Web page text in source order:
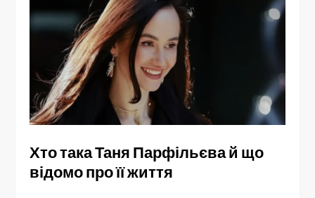
Хто така Таня Парфільєва й що
відомо про її життя